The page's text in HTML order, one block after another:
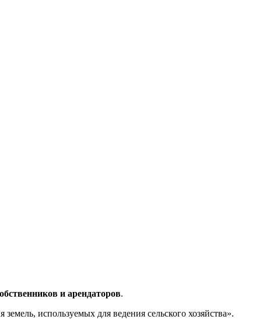
и арендаторов.
используемых для ведения сельского хозяйства».